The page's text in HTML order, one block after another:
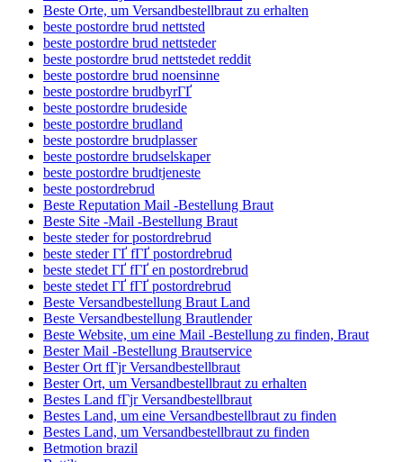
Beste Orte, um Versandbestellbraut zu erhalten
beste postordre brud nettsted
beste postordre brud nettsteder
beste postordre brud nettstedet reddit
beste postordre brud noensinne
beste postordre brudbyrГҐ
beste postordre brudeside
beste postordre brudland
beste postordre brudplasser
beste postordre brudselskaper
beste postordre brudtjeneste
beste postordrebrud
Beste Reputation Mail -Bestellung Braut
Beste Site -Mail -Bestellung Braut
beste steder for postordrebrud
beste steder ГҐ fГҐ postordrebrud
beste stedet ГҐ fГҐ en postordrebrud
beste stedet ГҐ fГҐ postordrebrud
Beste Versandbestellung Braut Land
Beste Versandbestellung Brautlender
Beste Website, um eine Mail -Bestellung zu finden, Braut
Bester Mail -Bestellung Brautservice
Bester Ort fГјr Versandbestellbraut
Bester Ort, um Versandbestellbraut zu erhalten
Bestes Land fГјr Versandbestellbraut
Bestes Land, um eine Versandbestellbraut zu finden
Bestes Land, um Versandbestellbraut zu finden
Betmotion brazil